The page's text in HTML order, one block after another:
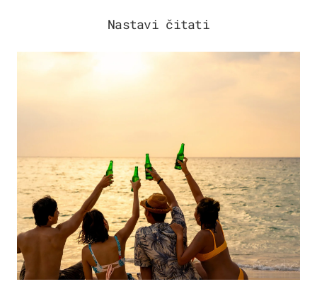
Nastavi čitati